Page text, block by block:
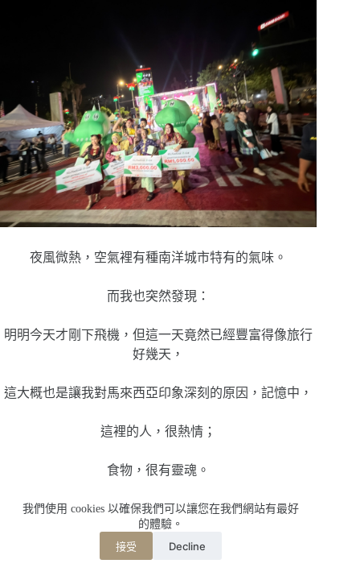
我們使用 cookies 以確保我們可以讓您在我們網站有最好
的體驗。
接受 Decline
夜風微熱，空氣裡有種南洋城市特有的氣味。
而我也突然發現：
明明今天才剛下飛機，但這一天竟然已經豐富得像旅行
好幾天，
這大概也是讓我對馬來西亞印象深刻的原因，記憶中，
這裡的人，很熱情；
食物，很有靈魂。
而城市裡，總有種很真實的生活感；
不像觀光，比較像生活。